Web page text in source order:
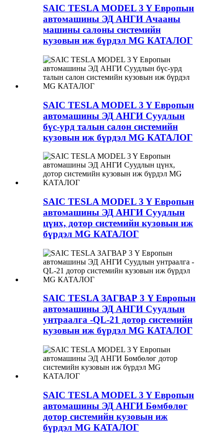
SAIC TESLA MODEL 3 Y Европын
автомашины ЭД АНГИ Ачааны
машины салоны системийн
кузовын иж бүрдэл MG КАТАЛОГ
SAIC TESLA MODEL 3 Y Европын
автомашины ЭД АНГИ Суудлын
бүс-урд талын салон системийн
кузовын иж бүрдэл MG КАТАЛОГ
SAIC TESLA MODEL 3 Y Европын
автомашины ЭД АНГИ Суудлын
цүнх, дотор системийн кузовын иж
бүрдэл MG КАТАЛОГ
SAIC TESLA ЗАГВАР 3 Y Европын
автомашины ЭД АНГИ Суудлын
унтраалга -QL-21 дотор системийн
кузовын иж бүрдэл MG КАТАЛОГ
SAIC TESLA MODEL 3 Y Европын
автомашины ЭД АНГИ Бөмбөлөг
дотор системийн кузовын иж
бүрдэл MG КАТАЛОГ